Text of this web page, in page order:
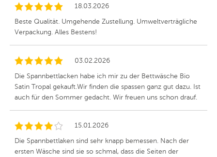
18.03.2026
Beste Qualität. Umgehende Zustellung. Umweltverträgliche
Verpackung. Alles Bestens!
03.02.2026
Die Spannbettlacken habe ich mir zu der Bettwäsche Bio
Satin Tropal gekauft.Wir finden die spassen ganz gut dazu. Ist
auch für den Sommer gedacht. Wir freuen uns schon drauf.
15.01.2026
Die Spannbettlaken sind sehr knapp bemessen. Nach der
ersten Wäsche sind sie so schmal, dass die Seiten der